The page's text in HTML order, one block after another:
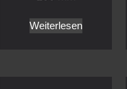
Weiterlesen